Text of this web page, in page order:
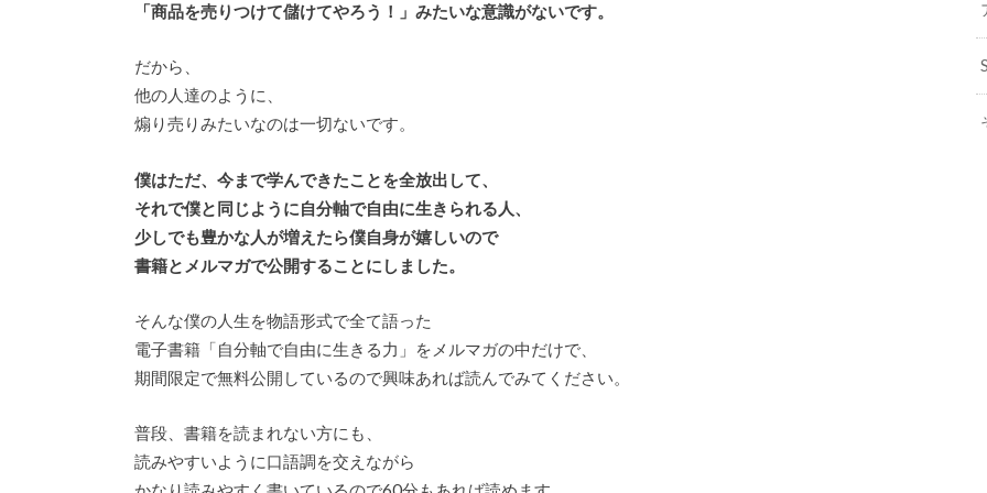
「商品を売りつけて儲けてやろう！」みたいな意識がないです。
だから、
他の人達のように、
煽り売りみたいなのは一切ないです。
僕はただ、今まで学んできたことを全放出して、
それで僕と同じように自分軸で自由に生きられる人、
少しでも豊かな人が増えたら僕自身が嬉しいので
書籍とメルマガで公開することにしました。
そんな僕の人生を物語形式で全て語った
電子書籍「自分軸で自由に生きる力」をメルマガの中だけで、
期間限定で無料公開しているので興味あれば読んでみてください。
普段、書籍を読まれない方にも、
読みやすいように口語調を交えながら